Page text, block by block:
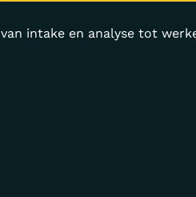
van intake en analyse tot